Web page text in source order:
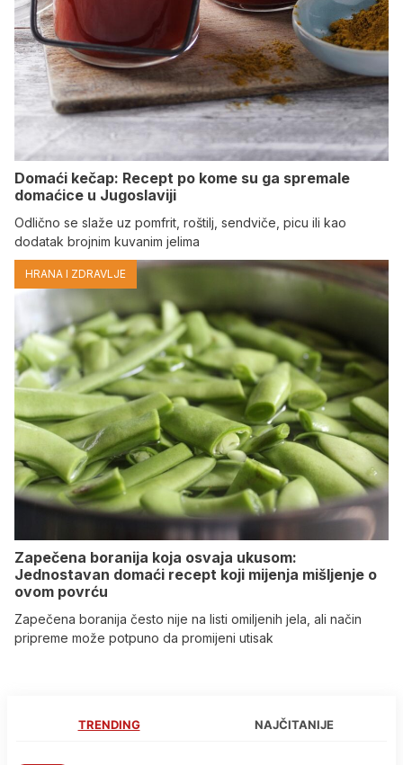
Domaći kečap: Recept po kome su ga spremale
domaćice u Jugoslaviji
Odlično se slaže uz pomfrit, roštilj, sendviče, picu ili kao
dodatak brojnim kuvanim jelima
HRANA I ZDRAVLJE
Zapečena boranija koja osvaja ukusom:
Jednostavan domaći recept koji mijenja mišljenje o
ovom povrću
Zapečena boranija često nije na listi omiljenih jela, ali način
pripreme može potpuno da promijeni utisak
TRENDING NAJČITANIJE